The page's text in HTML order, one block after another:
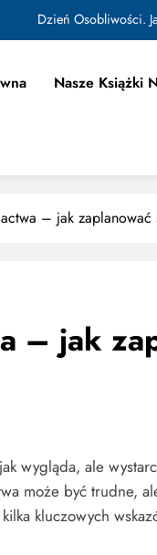
Dzień Osobliwości.
i Aktywować
Dzień Osobliwości.
Nasze Książki
– jak zaplanować
– jak
wygląda, ale
może być trudne,
kluczowych